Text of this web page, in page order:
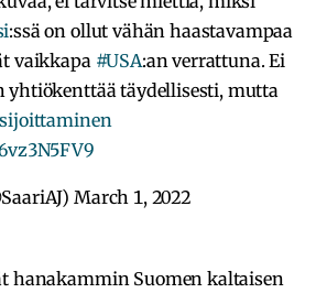
:ssä on ollut vähän haastavampaa
vaikkapa #USA:an verrattuna. Ei
yhtiökenttää täydellisesti, mutta
March 1, 2022
hanakammin Suomen kaltaisen